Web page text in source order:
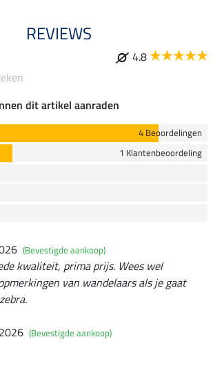
REVIEWS
4.8
dit artikel aanraden
4 Beoordelingen
1 Klantenbeoordeling
(Bevestigde aankoop)
kwaliteit, prima prijs. Wees wel
van wandelaars als je gaat
(Bevestigde aankoop)